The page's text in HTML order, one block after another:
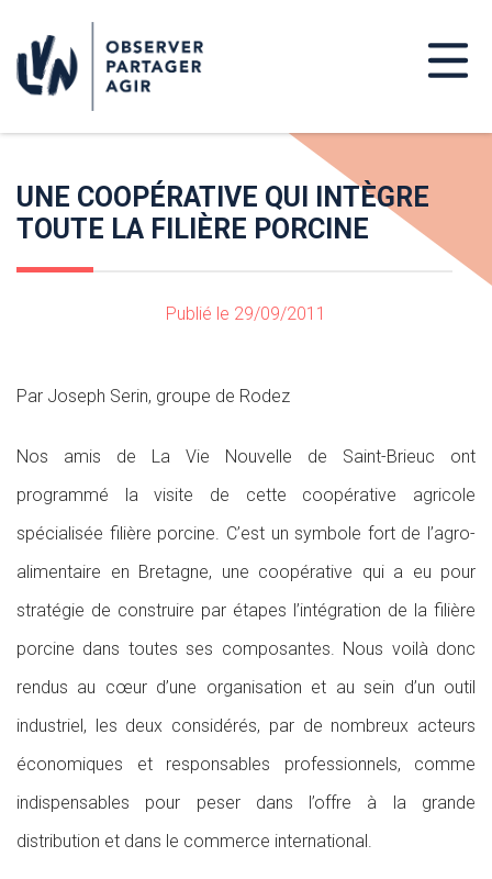
UNE COOPÉRATIVE QUI INTÈGRE
TOUTE LA FILIÈRE PORCINE
Publié le 29/09/2011
Par Joseph Serin, groupe de Rodez
Nos amis de La Vie Nouvelle de Saint-Brieuc ont
programmé la visite de cette coopérative agricole
spécialisée filière porcine. C’est un symbole fort de l’agro-
alimentaire en Bretagne, une coopérative qui a eu pour
stratégie de construire par étapes l’intégration de la filière
porcine dans toutes ses composantes. Nous voilà donc
rendus au cœur d’une organisation et au sein d’un outil
industriel, les deux considérés, par de nombreux acteurs
économiques et responsables professionnels, comme
indispensables pour peser dans l’offre à la grande
distribution et dans le commerce international.